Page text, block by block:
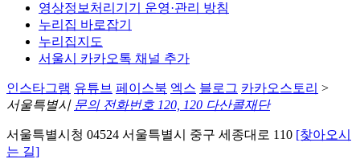
영상정보처리기기 운영·관리 방침
누리집 바로잡기
누리집지도
서울시 카카오톡 채널 추가
인스타그램 유튜브 페이스북 엑스 블로그 카카오스토리 >
서울특별시 문의 전화번호 120, 120 다산콜재단
서울특별시청 04524 서울특별시 중구 세종대로 110 [찾아오시
는 길]